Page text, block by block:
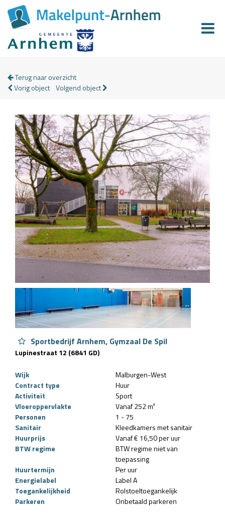
Terug naar overzicht
Vorig object Volgend object
Sportbedrijf Arnhem, Gymzaal De Spil
Lupinestraat 12 (6841 GD)
Wijk
Malburgen-West
Contract type
Huur
Activiteit
Sport
Vloeroppervlakte
Vanaf 252 m²
Personen
1 - 75
Sanitair
Kleedkamers met sanitair
Huurprijs
Vanaf € 16,50 per uur
BTW regime
BTW regime niet van
toepassing
Huurtermijn
Per uur
Energielabel
Label A
Toegankelijkheid
Rolstoeltoegankelijk
Parkeren
Onbetaald parkeren